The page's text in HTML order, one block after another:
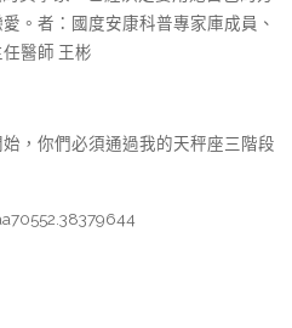
。者：國度安康科普專家庫成員、
醫師 王彬
，你們必須通過我的天秤座三階段